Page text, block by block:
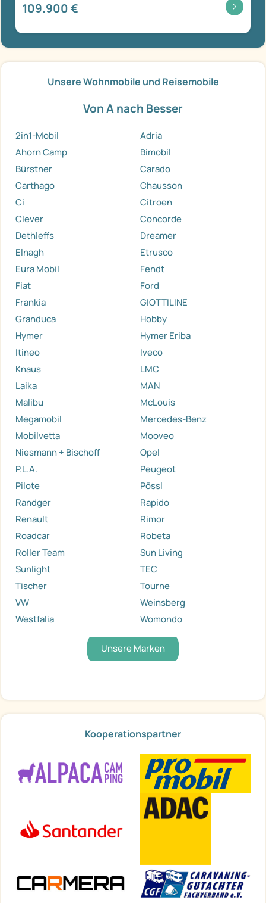
109.900 €
Unsere Wohnmobile und Reisemobile
Von A nach Besser
2in1-Mobil
Adria
Ahorn Camp
Bimobil
Bürstner
Carado
Carthago
Chausson
Ci
Citroen
Clever
Concorde
Dethleffs
Dreamer
Elnagh
Etrusco
Eura Mobil
Fendt
Fiat
Ford
Frankia
GIOTTILINE
Granduca
Hobby
Hymer
Hymer Eriba
Itineo
Iveco
Knaus
LMC
Laika
MAN
Malibu
McLouis
Megamobil
Mercedes-Benz
Mobilvetta
Mooveo
Niesmann + Bischoff
Opel
P.L.A.
Peugeot
Pilote
Pössl
Randger
Rapido
Renault
Rimor
Roadcar
Robeta
Roller Team
Sun Living
Sunlight
TEC
Tischer
Tourne
VW
Weinsberg
Westfalia
Womondo
Unsere Marken
Kooperationspartner